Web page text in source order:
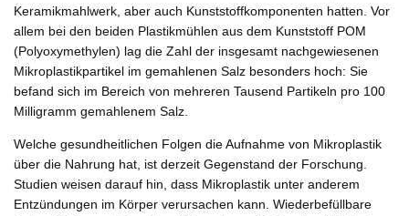
Keramikmahlwerk, aber auch Kunststoffkomponenten hatten. Vor
allem bei den beiden Plastikmühlen aus dem Kunststoff POM
(Polyoxymethylen) lag die Zahl der insgesamt nachgewiesenen
Mikroplastikpartikel im gemahlenen Salz besonders hoch: Sie
befand sich im Bereich von mehreren Tausend Partikeln pro 100
Milligramm gemahlenem Salz.
Welche gesundheitlichen Folgen die Aufnahme von Mikroplastik
über die Nahrung hat, ist derzeit Gegenstand der Forschung.
Studien weisen darauf hin, dass Mikroplastik unter anderem
Entzündungen im Körper verursachen kann. Wiederbefüllbare